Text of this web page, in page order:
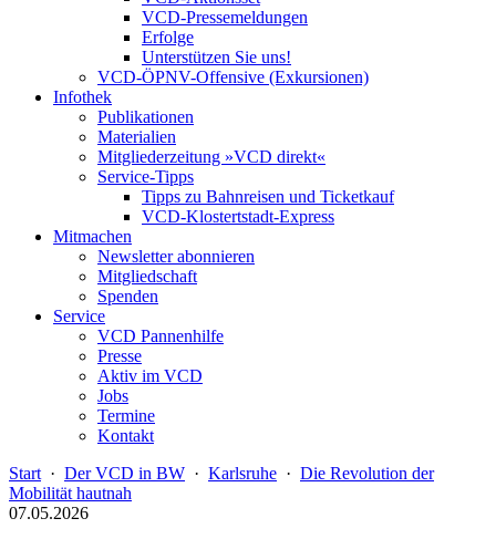
VCD-Pressemeldungen
Erfolge
Unterstützen Sie uns!
VCD-ÖPNV-Offensive (Exkursionen)
Infothek
Publikationen
Materialien
Mitgliederzeitung »VCD direkt«
Service-Tipps
Tipps zu Bahnreisen und Ticketkauf
VCD-Klostertstadt-Express
Mitmachen
Newsletter abonnieren
Mitgliedschaft
Spenden
Service
VCD Pannenhilfe
Presse
Aktiv im VCD
Jobs
Termine
Kontakt
Start · Der VCD in BW · Karlsruhe · Die Revolution der
Mobilität hautnah
07.05.2026